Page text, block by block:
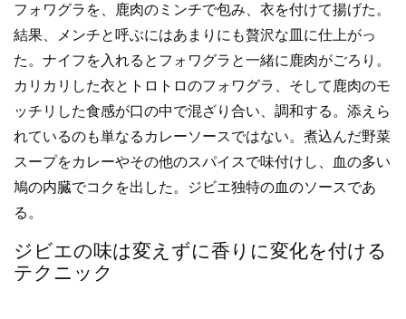
フォワグラを、鹿肉のミンチで包み、衣を付けて揚げた。
結果、メンチと呼ぶにはあまりにも贅沢な皿に仕上がっ
た。ナイフを入れるとフォワグラと一緒に鹿肉がごろり。
カリカリした衣とトロトロのフォワグラ、そして鹿肉のモ
ッチリした食感が口の中で混ざり合い、調和する。添えら
れているのも単なるカレーソースではない。煮込んだ野菜
スープをカレーやその他のスパイスで味付けし、血の多い
鳩の内臓でコクを出した。ジビエ独特の血のソースであ
る。
ジビエの味は変えずに香りに変化を付ける
テクニック